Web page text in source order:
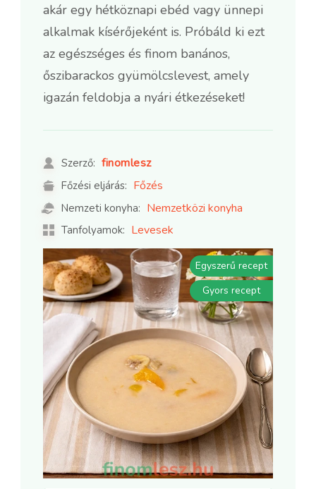
akár egy hétköznapi ebéd vagy ünnepi
alkalmak kísérőjeként is. Próbáld ki ezt
az egészséges és finom banános,
őszibarackos gyümölcslevest, amely
igazán feldobja a nyári étkezéseket!
Szerző: finomlesz
Főzési eljárás: Főzés
Nemzeti konyha: Nemzetközi konyha
Tanfolyamok: Levesek
Egyszerű recept
Gyors recept